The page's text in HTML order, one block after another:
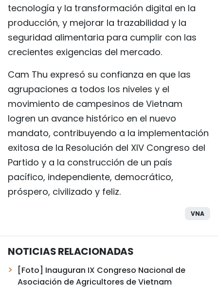
tecnología y la transformación digital en la
producción, y mejorar la trazabilidad y la
seguridad alimentaria para cumplir con las
crecientes exigencias del mercado.
Cam Thu expresó su confianza en que las
agrupaciones a todos los niveles y el
movimiento de campesinos de Vietnam
logren un avance histórico en el nuevo
mandato, contribuyendo a la implementación
exitosa de la Resolución del XIV Congreso del
Partido y a la construcción de un país
pacífico, independiente, democrático,
próspero, civilizado y feliz.
VNA
NOTICIAS RELACIONADAS
[Foto] Inauguran IX Congreso Nacional de
Asociación de Agricultores de Vietnam